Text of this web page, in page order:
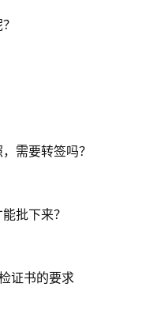
需要转签吗？
批下来？
证书的要求